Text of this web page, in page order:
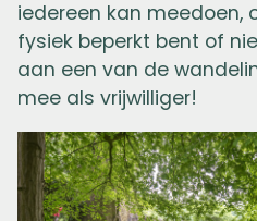
iedereen kan meedoen,
fysiek beperkt bent of
aan een van de
mee als vrijwilliger!